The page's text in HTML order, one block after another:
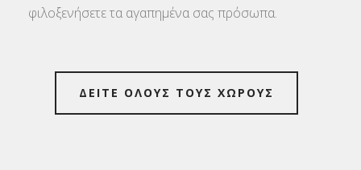
φιλοξενήσετε τα αγαπημένα σας πρόσωπα.
ΔΕΙΤΕ ΟΛΟΥΣ ΤΟΥΣ ΧΩΡΟΥΣ